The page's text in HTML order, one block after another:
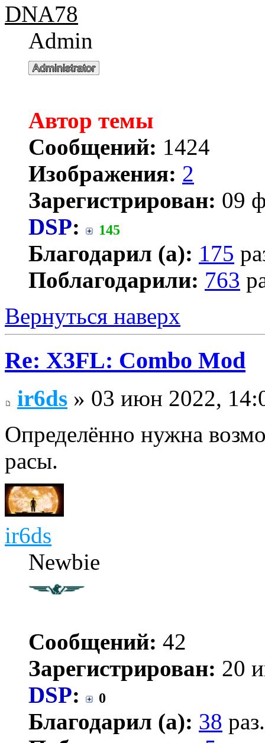
DNA78
Admin
Автор темы
Сообщений: 1424
Изображения: 2
Зарегистрирован: 09
DSP: 145
Благодарил (а): 175
Поблагодарили: 763
Вернуться наверх
Re: X3FL: Combo Mod
ir6ds » 03 июн 2022,
Определённо нужна
расы.
ir6ds
Newbie
Сообщений: 42
Зарегистрирован: 20
DSP: 0
Благодарил (а): 38 раз.